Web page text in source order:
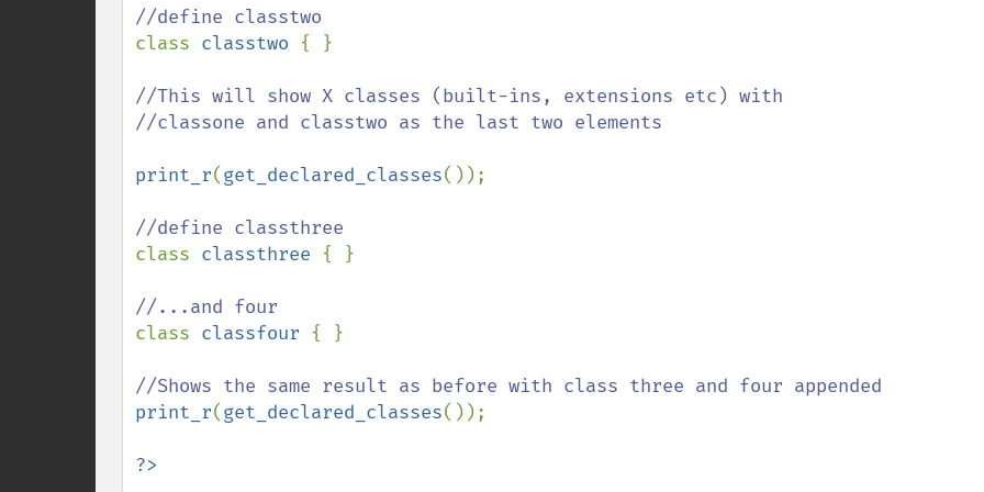
class classtwo { }
//This will show X classes (built-ins, extensions etc) with
//classone and classtwo as the last two elements
print_r(get_declared_classes());
class classthree { }
class classfour { }
print_r(get_declared_classes());